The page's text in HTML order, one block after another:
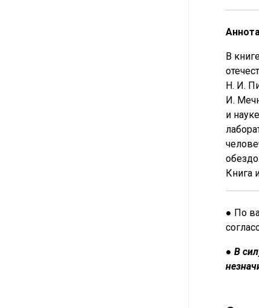
В
Н. И.
И.
и
Книга
● По
● В